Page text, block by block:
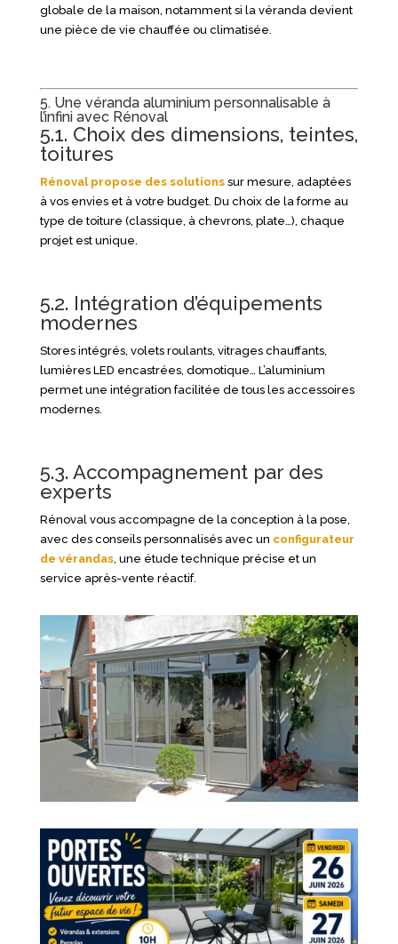
globale de la maison, notamment si la véranda devient
une pièce de vie chauffée ou climatisée.
5. Une véranda aluminium personnalisable à
l’infini avec Rénoval
5.1. Choix des dimensions, teintes,
toitures
Rénoval propose des solutions sur mesure, adaptées
à vos envies et à votre budget. Du choix de la forme au
type de toiture (classique, à chevrons, plate…), chaque
projet est unique.
5.2. Intégration d’équipements
modernes
Stores intégrés, volets roulants, vitrages chauffants,
lumières LED encastrées, domotique… L’aluminium
permet une intégration facilitée de tous les accessoires
modernes.
5.3. Accompagnement par des
experts
Rénoval vous accompagne de la conception à la pose,
avec des conseils personnalisés avec un configurateur
de vérandas, une étude technique précise et un
service après-vente réactif.